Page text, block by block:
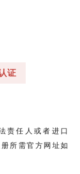
证
责任人或者进口
所需官方网址如